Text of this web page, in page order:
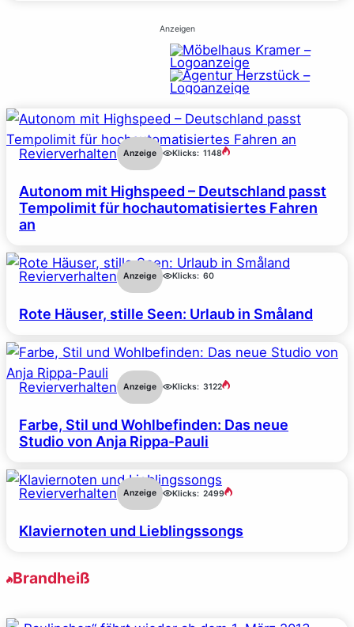
Anzeigen
Revierverhalten Anzeige Klicks: 1148
Autonom mit Highspeed – Deutschland passt
Tempolimit für hochautomatisiertes Fahren
an
Revierverhalten Anzeige Klicks: 60
Rote Häuser, stille Seen: Urlaub in Småland
Revierverhalten Anzeige Klicks: 3122
Farbe, Stil und Wohlbefinden: Das neue
Studio von Anja Rippa-Pauli
Revierverhalten Anzeige Klicks: 2499
Klaviernoten und Lieblingssongs
Brandheiß